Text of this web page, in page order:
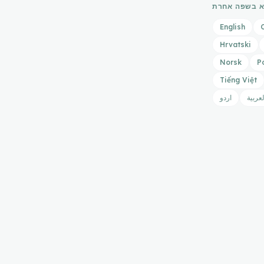
בשפה אחרת
English
Hrvatski
Norsk
Tiếng Việt
اردو